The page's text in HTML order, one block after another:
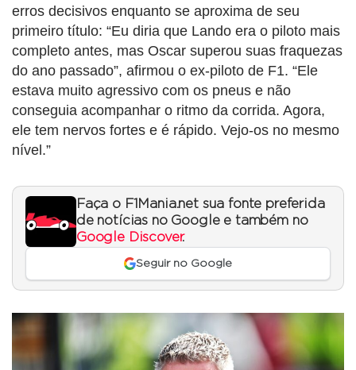
erros decisivos enquanto se aproxima de seu
primeiro título: “Eu diria que Lando era o piloto mais
completo antes, mas Oscar superou suas fraquezas
do ano passado”, afirmou o ex-piloto de F1. “Ele
estava muito agressivo com os pneus e não
conseguia acompanhar o ritmo da corrida. Agora,
ele tem nervos fortes e é rápido. Vejo-os no mesmo
nível.”
Faça o F1Mania.net sua fonte preferida
de notícias no Google e também no
Google Discover.
Seguir no Google